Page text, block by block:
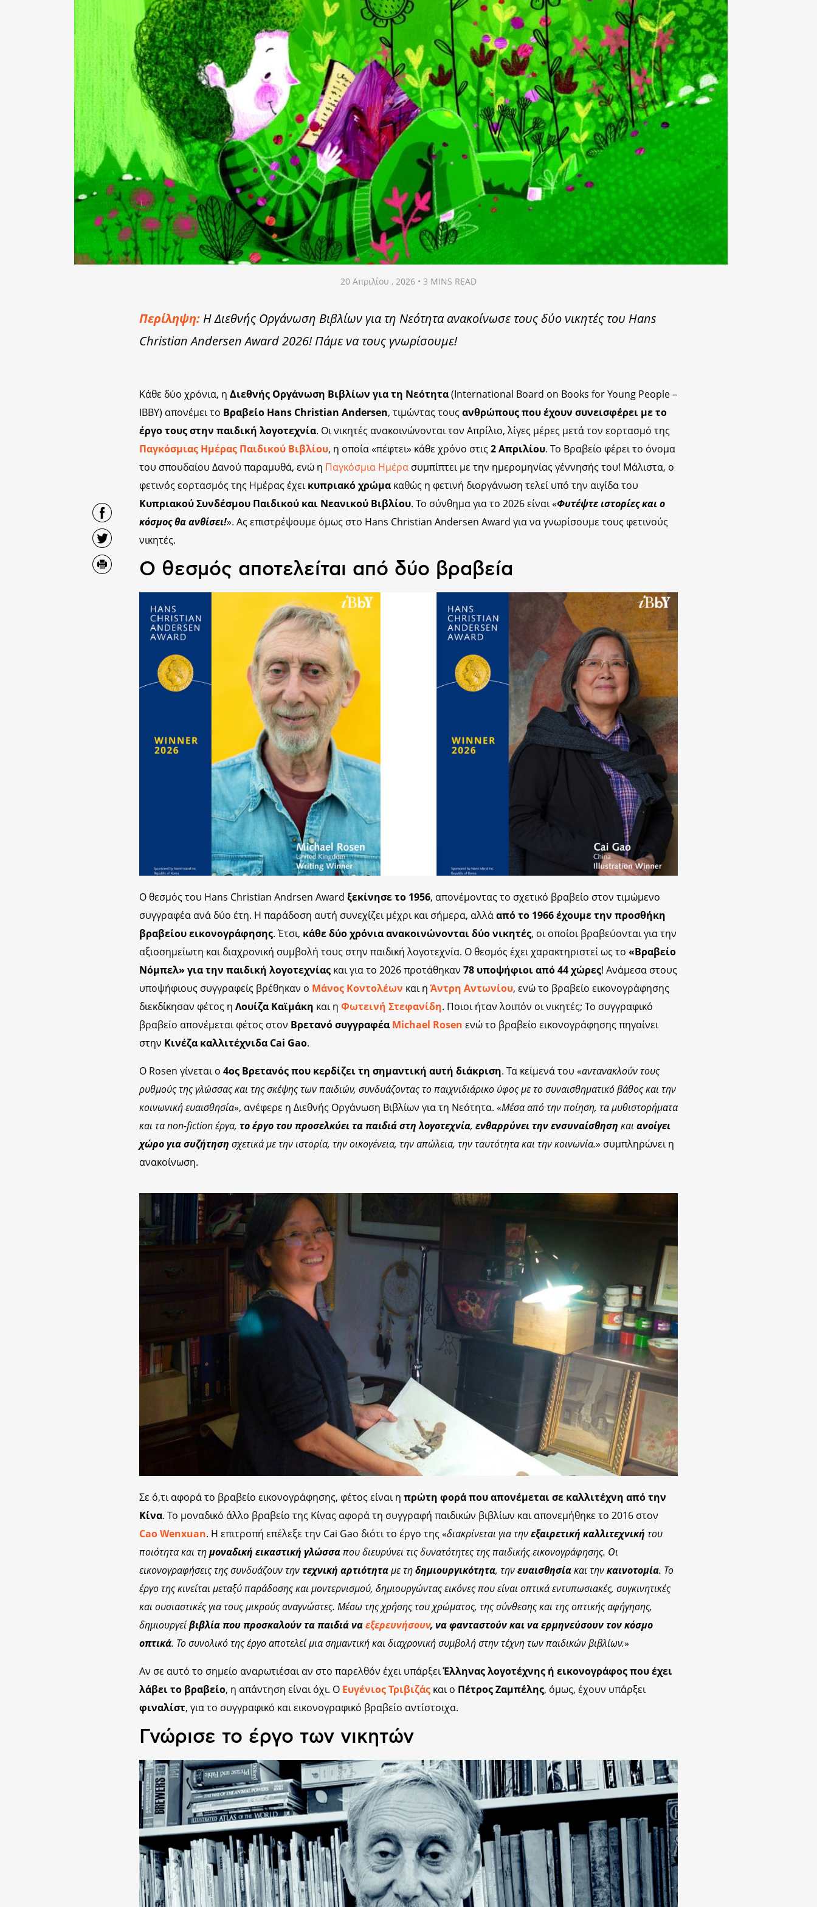
20 Απριλίου , 2026 • 3 MINS READ
Περίληψη:Η Διεθνής Οργάνωση Βιβλίων για τη Νεότητα ανακοίνωσε τους δύο νικητές του Hans
Christian Andersen Award 2026! Πάμε να τους γνωρίσουμε!
Κάθε δύο χρόνια, η Διεθνής Οργάνωση Βιβλίων για τη Νεότητα(International Board on Books for Young People –
IBBY) απονέμει το Βραβείο Hans Christian Andersen, τιμώντας τουςανθρώπους που έχουν συνεισφέρει με το
έργο τους στην παιδική λογοτεχνία. Οι νικητές ανακοινώνονται τον Απρίλιο, λίγες μέρες μετά τον εορτασμό της
Παγκόσμιας Ημέρας Παιδικού Βιβλίου, η οποία «πέφτει» κάθε χρόνο στις2 Απριλίου. Το Βραβείο φέρει το όνομα
του σπουδαίου Δανού παραμυθά, ενώ η Παγκόσμια Ημέρασυμπίπτει με την ημερομηνίας γέννησής του! Μάλιστα, ο
φετινός εορτασμός της Ημέρας έχεικυπριακό χρώμακαθώς η φετινή διοργάνωση τελεί υπό την αιγίδα του
Κυπριακού Συνδέσμου Παιδικού και Νεανικού Βιβλίου. Το σύνθημα για το 2026 είναι «Φυτέψτε ιστορίες και ο
κόσμος θα ανθίσει!». Ας επιστρέψουμε όμως στο Hans Christian Andersen Award για να γνωρίσουμε τους φετινούς
νικητές.
Ο θεσμός αποτελείται από δύο βραβεία
Ο θεσμός του Hans Christian Andrsen Award ξεκίνησε το 1956, απονέμοντας το σχετικό βραβείο στον τιμώμενο
συγγραφέα ανά δύο έτη. Η παράδοση αυτή συνεχίζει μέχρι και σήμερα, αλλάαπό το 1966 έχουμε την προσθήκη
βραβείου εικονογράφησης. Έτσι, κάθε δύο χρόνια ανακοινώνονται δύο νικητές, οι οποίοι βραβεύονται για την
αξιοσημείωτη και διαχρονική συμβολή τους στην παιδική λογοτεχνία. Ο θεσμός έχει χαρακτηριστεί ως το «Βραβείο
Νόμπελ» για την παιδική λογοτεχνίαςκαι για το 2026 προτάθηκαν 78 υποψήφιοι από 44 χώρες! Ανάμεσα στους
υποψήφιους συγγραφείς βρέθηκαν ο Μάνος Κοντολέων και ηΆντρη Αντωνίου, ενώ το βραβείο εικονογράφησης
διεκδίκησαν φέτος η Λουίζα Καϊμάκη και η Φωτεινή Στεφανίδη. Ποιοι ήταν λοιπόν οι νικητές; Το συγγραφικό
βραβείο απονέμεται φέτος στον Βρετανό συγγραφέα Michael Rosen ενώ το βραβείο εικονογράφησης πηγαίνει
στην Κινέζα καλλιτέχνιδα Cai Gao.
Ο Rosen γίνεται ο 4ος Βρετανός που κερδίζει τη σημαντική αυτή διάκριση. Τα κείμενά του «αντανακλούν τους
ρυθμούς της γλώσσας και της σκέψης των παιδιών, συνδυάζοντας το παιχνιδιάρικο ύφος με το συναισθηματικό βάθος και την
κοινωνική ευαισθησία», ανέφερε η Διεθνής Οργάνωση Βιβλίων για τη Νεότητα. «Μέσα από την ποίηση, τα μυθιστορήματα
και τα non-fiction έργα, το έργο του προσελκύει τα παιδιά στη λογοτεχνία, ενθαρρύνει την ενσυναίσθηση και ανοίγει
χώρο για συζήτηση σχετικά με την ιστορία, την οικογένεια, την απώλεια, την ταυτότητα και την κοινωνία.» συμπληρώνει η
ανακοίνωση.
Σε ό,τι αφορά το βραβείο εικονογράφησης, φέτος είναι η πρώτη φορά που απονέμεται σε καλλιτέχνη από την
Κίνα. Το μοναδικό άλλο βραβείο της Κίνας αφορά τη συγγραφή παιδικών βιβλίων και απονεμήθηκε το 2016 στον
Cao Wenxuan. Η επιτροπή επέλεξε την Cai Gao διότι το έργο της «διακρίνεται για τηνεξαιρετική καλλιτεχνική του
ποιότητα και τημοναδική εικαστική γλώσσαπου διευρύνει τις δυνατότητες της παιδικής εικονογράφησης. Οι
εικονογραφήσεις της συνδυάζουν τηντεχνική αρτιότηταμε τηδημιουργικότητα, τηνευαισθησίακαι τηνκαινοτομία. Το
έργο της κινείται μεταξύ παράδοσης και μοντερνισμού, δημιουργώντας εικόνες που είναι οπτικά εντυπωσιακές, συγκινητικές
και ουσιαστικές για τους μικρούς αναγνώστες. Μέσω της χρήσης του χρώματος, της σύνθεσης και της οπτικής αφήγησης,
δημιουργείβιβλία που προσκαλούν τα παιδιά ναεξερευνήσουν, να φανταστούν και να ερμηνεύσουν τον κόσμο
οπτικά. Το συνολικό της έργο αποτελεί μια σημαντική και διαχρονική συμβολή στην τέχνη των παιδικών βιβλίων.»
Αν σε αυτό το σημείο αναρωτιέσαι αν στο παρελθόν έχει υπάρξειΈλληνας λογοτέχνης ή εικονογράφος που έχει
λάβει το βραβείο, η απάντηση είναι όχι. Ο Ευγένιος Τριβιζάςκαι ο Πέτρος Ζαμπέλης, όμως, έχουν υπάρξει
φιναλίστ, για το συγγραφικό και εικονογραφικό βραβείο αντίστοιχα.
Γνώρισε το έργο των νικητών